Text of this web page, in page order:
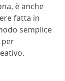
è anche
fatta in
semplice
per